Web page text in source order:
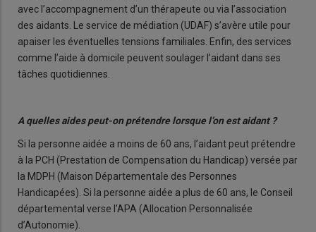
avec l’accompagnement d’un thérapeute ou via l’association
des aidants. Le service de médiation (UDAF) s’avère utile pour
apaiser les éventuelles tensions familiales. Enfin, des services
comme l’aide à domicile peuvent soulager l’aidant dans ses
tâches quotidiennes.
A quelles aides peut-on prétendre lorsque l’on est aidant ?
Si la personne aidée a moins de 60 ans, l’aidant peut prétendre
à la PCH (Prestation de Compensation du Handicap) versée par
la MDPH (Maison Départementale des Personnes
Handicapées). Si la personne aidée a plus de 60 ans, le Conseil
départemental verse l’APA (Allocation Personnalisée
d’Autonomie).